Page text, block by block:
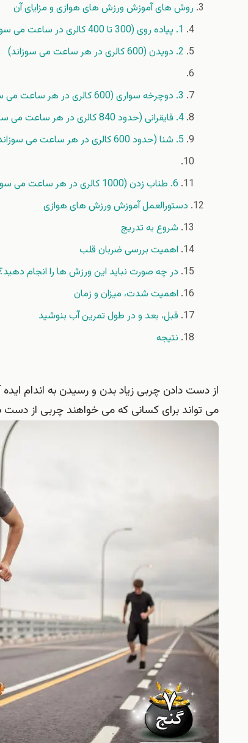
روش های آموزش ورزش های هوازی و مزایای آن
1. پیاده روی (300 تا 400 کالری در ساعت می سوزاند)
2. دویدن (600 کالری در هر ساعت می سوزاند)
3. دوچرخه سواری (600 کالری در هر ساعت می سوزاند)
4. قایقرانی (حدود 840 کالری در هر ساعت می سوزاند)
5. شنا (حدود 600 کالری در هر ساعت می سوزاند)
6. طناب زدن (1000 کالری در هر ساعت می سوزاند)
دستورالعمل آموزش ورزش های هوازی
شروع به تدریج
اهمیت بررسی ضربان قلب
در چه صورت نباید این ورزش ها را انجام
اهمیت شدت، میزان و زمان
قبل، بعد و در طول تمرین آب بنوشید
نتیجه
از دست دادن چربی زیاد بدن و رسیدن به اندام
می تواند برای کسانی که می خواهند چربی از دست